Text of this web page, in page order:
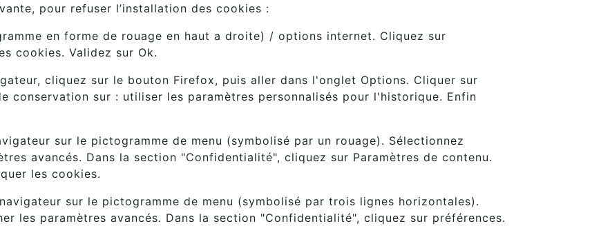
pour refuser l’installation des cookies :
en forme de rouage en haut a droite) / options internet. Cliquez sur
cookies. Validez sur Ok.
cliquez sur le bouton Firefox, puis aller dans l'onglet Options. Cliquer sur
conservation sur : utiliser les paramètres personnalisés pour l'historique. Enfin
sur le pictogramme de menu (symbolisé par un rouage). Sélectionnez
avancés. Dans la section "Confidentialité", cliquez sur Paramètres de contenu.
les cookies.
sur le pictogramme de menu (symbolisé par trois lignes horizontales).
les paramètres avancés. Dans la section "Confidentialité", cliquez sur préférences.